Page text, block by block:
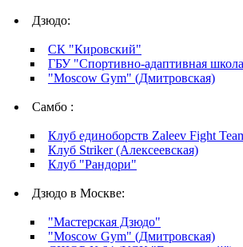
Дзюдо:
СК "Кировский"
ГБУ "Спортивно-адаптивная
"Moscow Gym" (Дмитровская)
Самбо :
Клуб единоборств Zaleev Fight
Клуб Striker (Алексеевская)
Клуб "Рандори"
Дзюдо в Москве:
"Мастерская Дзюдо"
"Moscow Gym" (Дмитровская)